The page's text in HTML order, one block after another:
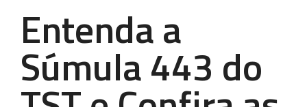
Entenda a
Súmula 443 do